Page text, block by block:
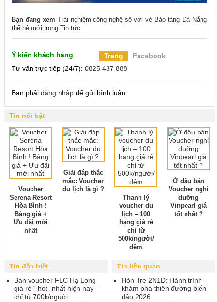
Bạn đang xem Trải nghiệm công nghệ số với vé Bảo tàng Đà Nẵng
thế hệ mới trong Tin tức
Ý kiến khách hàng Trang
Facebook
Tư vấn trực tiếp (24/7): 0825 437 888
Bạn phải đăng nhập để gửi bình luận.
Tin nổi bật
Voucher
Serena Resort
Hòa Bình !
Bảng giá +
Ưu đãi mới
nhất
Giải đáp thắc
mắc: Voucher
du lịch là gì ?
Thanh lý
voucher du
lịch – 100
hạng giá rẻ
chỉ từ
500k/người/
đêm
Ở đâu bán
Voucher nghỉ
dưỡng
Vinpearl giá
tốt nhất ?
Tin liên quan
Hòn Tre 2N1Đ: Hành trình
khám phá thiên đường biển
đảo 2026
Tin đặc biệt
Bán voucher FLC Hạ Long
giá rẻ “ hot” nhất hiện nay –
chỉ từ 700k/người